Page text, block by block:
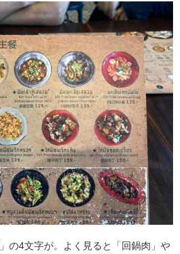
」の4文字が。よく見ると「回鍋肉」や